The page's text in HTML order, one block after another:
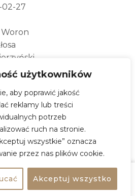
użytkowników
aby poprawić jakość
reklamy lub treści
potrzeb
ruch na stronie.
wszystkie” oznacza
przez nas plików cookie.
Akceptuj wszystko
02-27
Józefowicz
13:30
6, 00-491 Warszawa
Udostępnij